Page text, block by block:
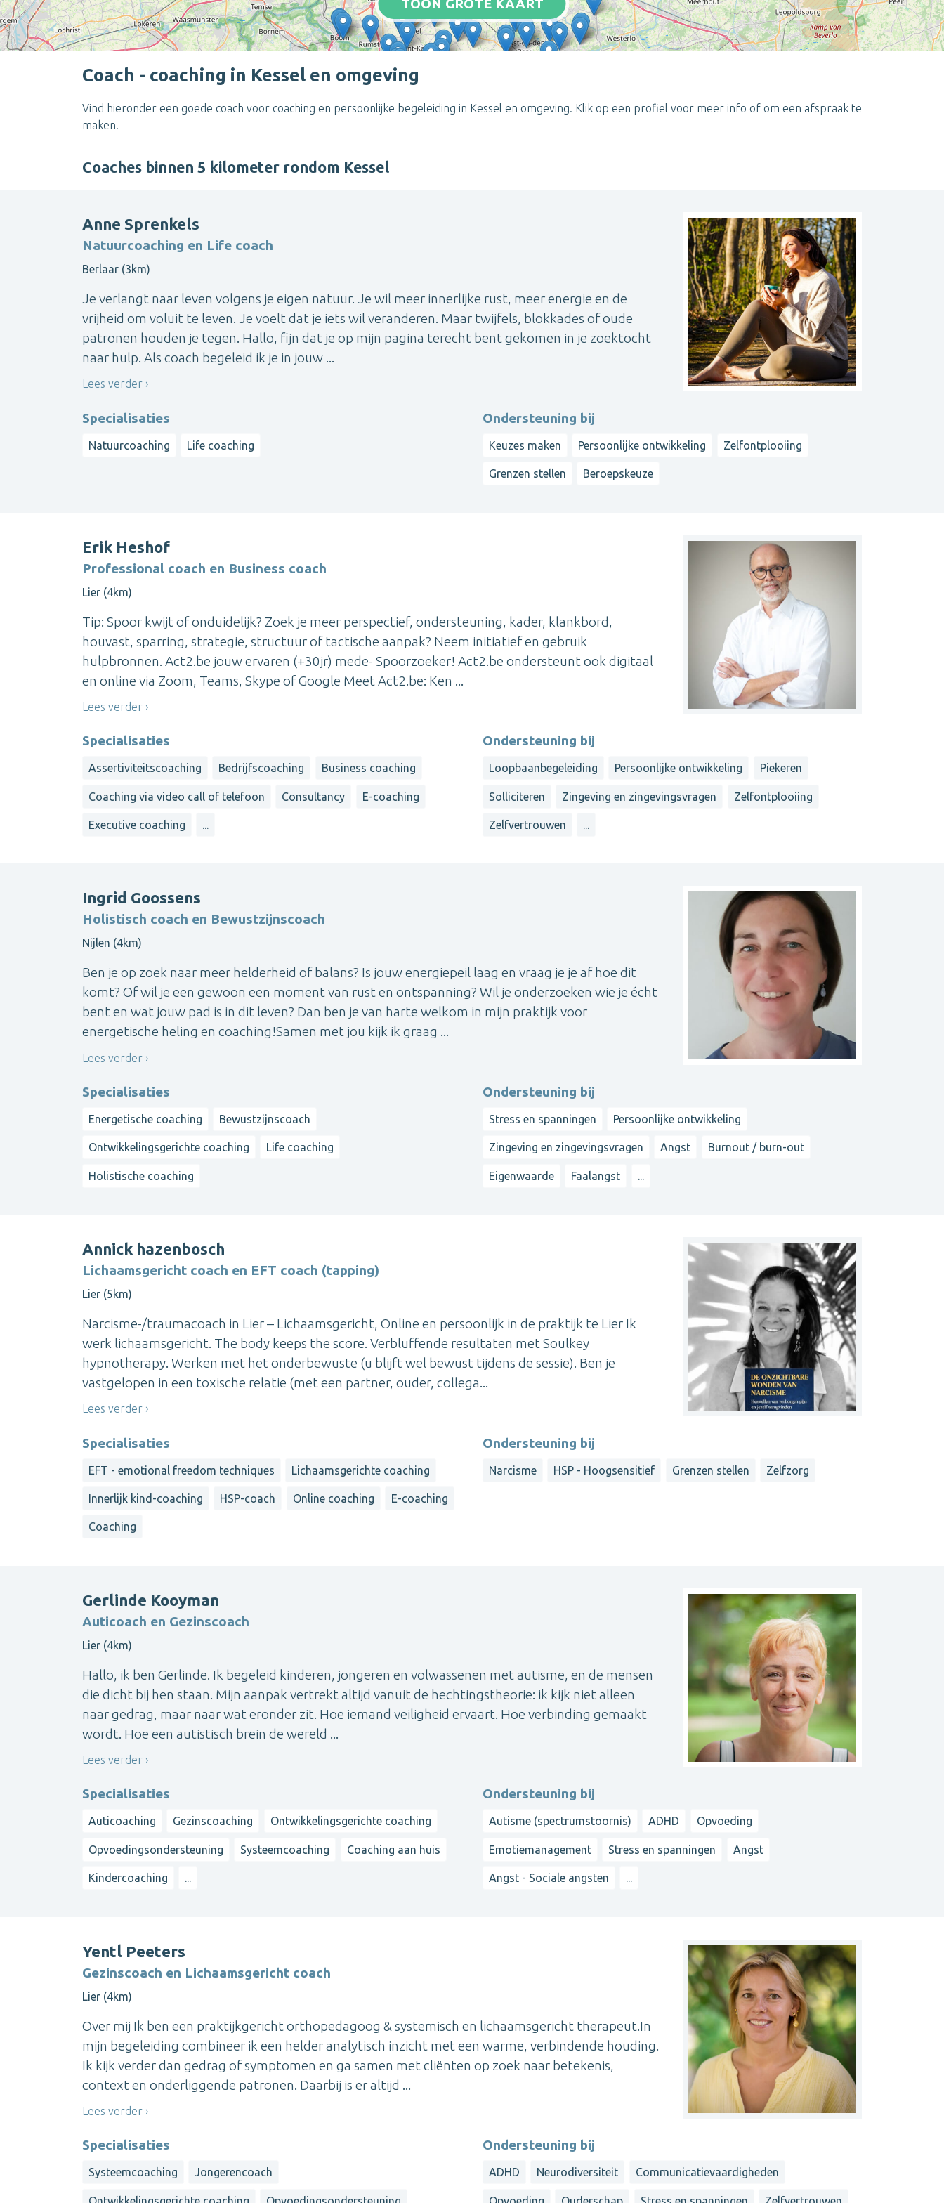
TOON GROTE KAART
Coach - coaching in Kessel en omgeving
Vind hieronder een goede coach voor coaching en persoonlijke begeleiding in Kessel en omgeving. Klik op een profiel voor meer info of om een afspraak te
maken.
Coaches binnen 5 kilometer rondom Kessel
Anne Sprenkels
Natuurcoaching en Life coach
Berlaar (3km)
Je verlangt naar leven volgens je eigen natuur. Je wil meer innerlijke rust, meer energie en de
vrijheid om voluit te leven. Je voelt dat je iets wil veranderen. Maar twijfels, blokkades of oude
patronen houden je tegen. Hallo, fijn dat je op mijn pagina terecht bent gekomen in je zoektocht
naar hulp. Als coach begeleid ik je in jouw ...
Lees verder
Specialisaties
Natuurcoaching Life coaching
Ondersteuning bij
Keuzes maken Persoonlijke ontwikkeling Zelfontplooiing
Grenzen stellen Beroepskeuze
Erik Heshof
Professional coach en Business coach
Lier (4km)
Tip: Spoor kwijt of onduidelijk? Zoek je meer perspectief, ondersteuning, kader, klankbord,
houvast, sparring, strategie, structuur of tactische aanpak? Neem initiatief en gebruik
hulpbronnen. Act2.be jouw ervaren (+30jr) mede- Spoorzoeker! Act2.be ondersteunt ook digitaal
en online via Zoom, Teams, Skype of Google Meet Act2.be: Ken ...
Lees verder
Specialisaties
Assertiviteitscoaching Bedrijfscoaching Business coaching
Coaching via video call of telefoon Consultancy E-coaching
Executive coaching ...
Ondersteuning bij
Loopbaanbegeleiding Persoonlijke ontwikkeling Piekeren
Solliciteren Zingeving en zingevingsvragen Zelfontplooiing
Zelfvertrouwen ...
Ingrid Goossens
Holistisch coach en Bewustzijnscoach
Nijlen (4km)
Ben je op zoek naar meer helderheid of balans? Is jouw energiepeil laag en vraag je je af hoe dit
komt? Of wil je een gewoon een moment van rust en ontspanning? Wil je onderzoeken wie je écht
bent en wat jouw pad is in dit leven? Dan ben je van harte welkom in mijn praktijk voor
energetische heling en coaching!Samen met jou kijk ik graag ...
Lees verder
Specialisaties
Energetische coaching Bewustzijnscoach
Ontwikkelingsgerichte coaching Life coaching
Holistische coaching
Ondersteuning bij
Stress en spanningen Persoonlijke ontwikkeling
Zingeving en zingevingsvragen Angst Burnout / burn-out
Eigenwaarde Faalangst ...
Annick hazenbosch
Lichaamsgericht coach en EFT coach (tapping)
Lier (5km)
Narcisme-/traumacoach in Lier – Lichaamsgericht, Online en persoonlijk in de praktijk te Lier Ik
werk lichaamsgericht. The body keeps the score. Verbluffende resultaten met Soulkey
hypnotherapy. Werken met het onderbewuste (u blijft wel bewust tijdens de sessie). Ben je
vastgelopen in een toxische relatie (met een partner, ouder, collega...
Lees verder
Specialisaties
EFT - emotional freedom techniques Lichaamsgerichte coaching
Innerlijk kind-coaching HSP-coach Online coaching E-coaching
Coaching
Ondersteuning bij
Narcisme HSP - Hoogsensitief Grenzen stellen Zelfzorg
Gerlinde Kooyman
Auticoach en Gezinscoach
Lier (4km)
Hallo, ik ben Gerlinde. Ik begeleid kinderen, jongeren en volwassenen met autisme, en de mensen
die dicht bij hen staan. Mijn aanpak vertrekt altijd vanuit de hechtingstheorie: ik kijk niet alleen
naar gedrag, maar naar wat eronder zit. Hoe iemand veiligheid ervaart. Hoe verbinding gemaakt
wordt. Hoe een autistisch brein de wereld ...
Lees verder
Specialisaties
Auticoaching Gezinscoaching Ontwikkelingsgerichte coaching
Opvoedingsondersteuning Systeemcoaching Coaching aan huis
Kindercoaching ...
Ondersteuning bij
Autisme (spectrumstoornis) ADHD Opvoeding
Emotiemanagement Stress en spanningen Angst
Angst - Sociale angsten ...
Yentl Peeters
Gezinscoach en Lichaamsgericht coach
Lier (4km)
Over mij Ik ben een praktijkgericht orthopedagoog & systemisch en lichaamsgericht therapeut.In
mijn begeleiding combineer ik een helder analytisch inzicht met een warme, verbindende houding.
Ik kijk verder dan gedrag of symptomen en ga samen met cliënten op zoek naar betekenis,
context en onderliggende patronen. Daarbij is er altijd ...
Lees verder
Specialisaties
Systeemcoaching Jongerencoach
Ondersteuning bij
ADHD Neurodiversiteit Communicatievaardigheden